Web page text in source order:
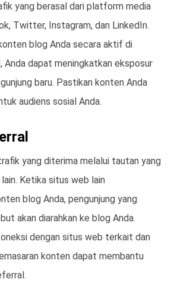
yang berasal dari platform media
Twitter, Instagram, dan LinkedIn.
blog Anda secara aktif di
dapat meningkatkan eksposur
baru. Pastikan konten Anda
audiens sosial Anda.
yang diterima melalui tautan yang
Ketika situs web lain
blog Anda, pengunjung yang
akan diarahkan ke blog Anda.
dengan situs web terkait dan
konten dapat membantu